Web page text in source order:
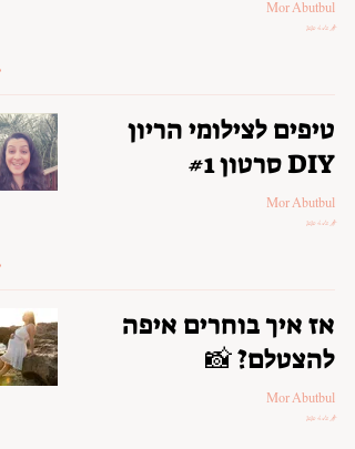
Mor Abutbul
17 במאי 2020
טיפים לצילומי הריון
DIY סרטון #1
Mor Abutbul
17 במאי 2020
אז איך בוחרים איפה
להצטלם? 📸
Mor Abutbul
17 במאי 2020